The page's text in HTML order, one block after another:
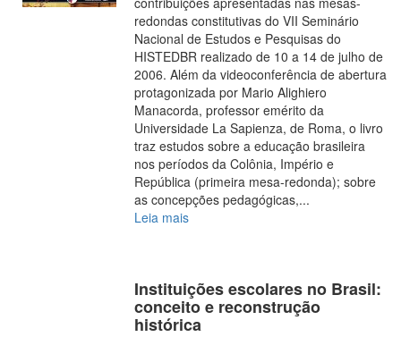
redondas constitutivas do VII Seminário
Nacional de Estudos e Pesquisas do
HISTEDBR realizado de 10 a 14 de julho de
2006. Além da videoconferência de abertura
protagonizada por Mario Alighiero
Manacorda, professor emérito da
Universidade La Sapienza, de Roma, o livro
traz estudos sobre a educação brasileira
nos períodos da Colônia, Império e
República (primeira mesa-redonda); sobre
as concepções pedagógicas,...
Leia mais
Instituições escolares no Brasil:
conceito e reconstrução
histórica